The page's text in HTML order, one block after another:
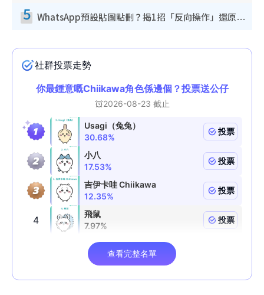
5 WhatsApp預設貼圖點刪？揭1招「反向操作」還原簡潔介面 附3步實測教學